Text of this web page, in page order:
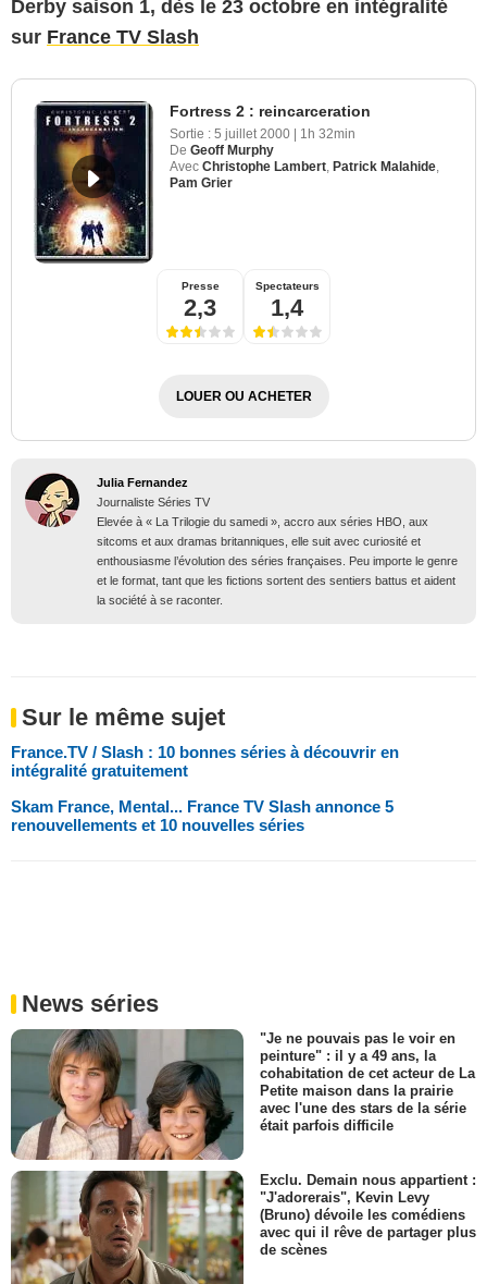
Derby saison 1, dès le 23 octobre en intégralité
sur France TV Slash
Fortress 2 : reincarceration
Sortie : 5 juillet 2000 | 1h 32min
De Geoff Murphy
Avec Christophe Lambert Patrick Malahide
Pam Grier
Presse
2,3
Spectateurs
1,4
LOUER OU ACHETER
Julia Fernandez
Journaliste Séries TV
Elevée à « La Trilogie du samedi », accro aux séries HBO, aux
sitcoms et aux dramas britanniques, elle suit avec curiosité et
enthousiasme l’évolution des séries françaises. Peu importe le genre
et le format, tant que les fictions sortent des sentiers battus et aident
la société à se raconter.
Sur le même sujet
France.TV / Slash : 10 bonnes séries à découvrir en
intégralité gratuitement
Skam France, Mental... France TV Slash annonce 5
renouvellements et 10 nouvelles séries
News séries
"Je ne pouvais pas le voir en
peinture" : il y a 49 ans, la
cohabitation de cet acteur de La
Petite maison dans la prairie
avec l'une des stars de la série
était parfois difficile
Exclu. Demain nous appartient :
"J'adorerais", Kevin Levy
(Bruno) dévoile les comédiens
avec qui il rêve de partager plus
de scènes